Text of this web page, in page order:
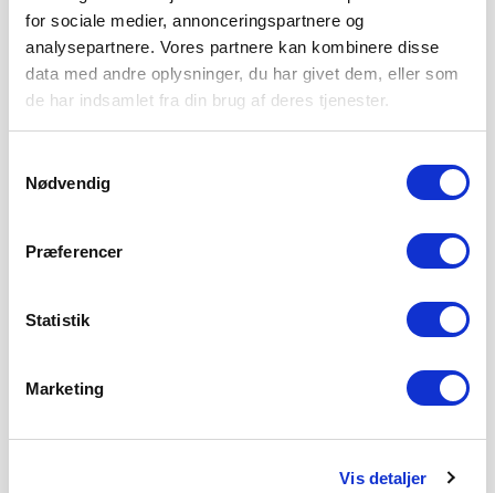
for sociale medier, annonceringspartnere og
analysepartnere. Vores partnere kan kombinere disse
data med andre oplysninger, du har givet dem, eller som
de har indsamlet fra din brug af deres tjenester.
Nødvendig
Præferencer
Statistik
Marketing
Vis detaljer